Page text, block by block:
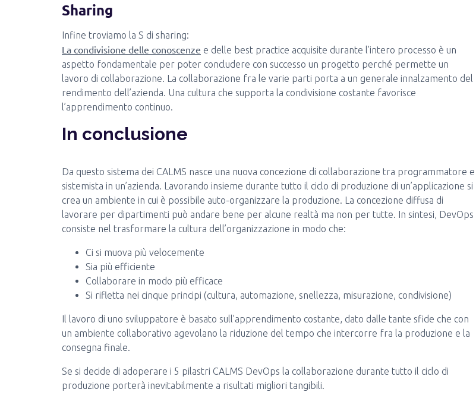
Sharing
Infine troviamo la S di sharing:
La condivisione delle conoscenze e delle best practice acquisite durante l’intero processo è un
aspetto fondamentale per poter concludere con successo un progetto perché permette un
lavoro di collaborazione. La collaborazione fra le varie parti porta a un generale innalzamento del
rendimento dell’azienda. Una cultura che supporta la condivisione costante favorisce
l’apprendimento continuo.
In conclusione
Da questo sistema dei CALMS nasce una nuova concezione di collaborazione tra programmatore e
sistemista in un’azienda. Lavorando insieme durante tutto il ciclo di produzione di un’applicazione si
crea un ambiente in cui è possibile auto-organizzare la produzione. La concezione diffusa di
lavorare per dipartimenti può andare bene per alcune realtà ma non per tutte. In sintesi, DevOps
consiste nel trasformare la cultura dell’organizzazione in modo che:
Ci si muova più velocemente
Sia più efficiente
Collaborare in modo più efficace
Si rifletta nei cinque principi (cultura, automazione, snellezza, misurazione, condivisione)
Il lavoro di uno sviluppatore è basato sull’apprendimento costante, dato dalle tante sfide che con
un ambiente collaborativo agevolano la riduzione del tempo che intercorre fra la produzione e la
consegna finale.
Se si decide di adoperare i 5 pilastri CALMS DevOps la collaborazione durante tutto il ciclo di
produzione porterà inevitabilmente a risultati migliori tangibili.